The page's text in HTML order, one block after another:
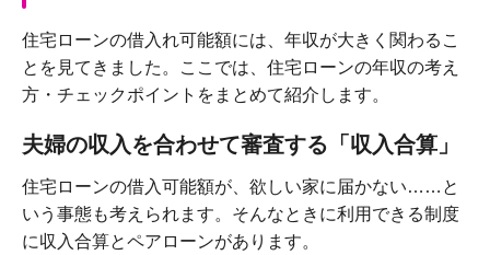
住宅ローンの借入れ可能額には、年収が大きく関わるこ
とを見てきました。ここでは、住宅ローンの年収の考え
方・チェックポイントをまとめて紹介します。
夫婦の収入を合わせて審査する「収入合算」
住宅ローンの借入可能額が、欲しい家に届かない……と
いう事態も考えられます。そんなときに利用できる制度
に収入合算とペアローンがあります。